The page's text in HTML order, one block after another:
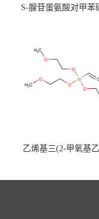
S-腺苷蛋氨酸对甲苯
乙烯基三(2-甲氧基